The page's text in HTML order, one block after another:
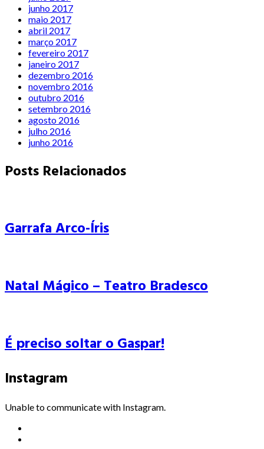
junho 2017
maio 2017
abril 2017
março 2017
fevereiro 2017
janeiro 2017
dezembro 2016
novembro 2016
outubro 2016
setembro 2016
agosto 2016
julho 2016
junho 2016
Posts Relacionados
Garrafa Arco-Íris
Natal Mágico – Teatro Bradesco
É preciso soltar o Gaspar!
Instagram
Unable to communicate with Instagram.